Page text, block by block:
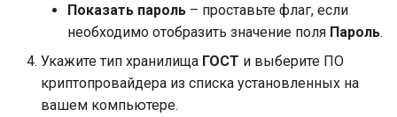
Показать пароль – проставьте флаг, если
необходимо отобразить значение поля Пароль.
Укажите тип хранилища ГОСТ и выберите ПО
криптопровайдера из списка установленных на
вашем компьютере.